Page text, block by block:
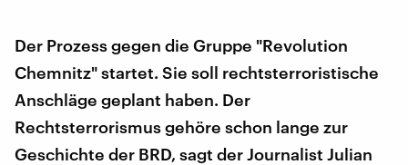
Der Prozess gegen die Gruppe "Revolution
Chemnitz" startet. Sie soll rechtsterroristische
Anschläge geplant haben. Der
Rechtsterrorismus gehöre schon lange zur
Geschichte der BRD, sagt der Journalist Julian